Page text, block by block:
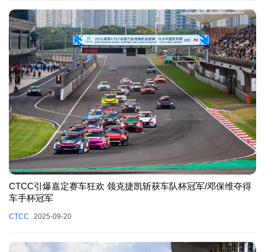
CTCC引爆嘉定赛车狂欢 领克捷凯斩获车队杯冠军/邓保维夺得
车手杯冠军
CTCC 2025-09-20